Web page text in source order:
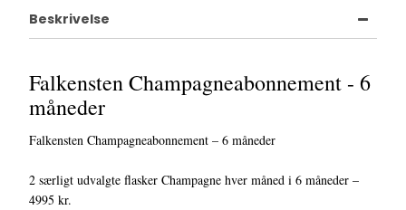
Beskrivelse
Falkensten Champagneabonnement - 6
måneder
Falkensten Champagneabonnement – 6 måneder
2 særligt udvalgte flasker Champagne hver måned i 6 måneder –
4995 kr.